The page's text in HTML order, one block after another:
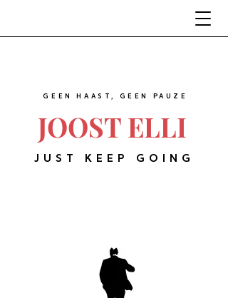
JOOST ELLI
GEEN HAAST, GEEN PAUZE
JUST KEEP GOING